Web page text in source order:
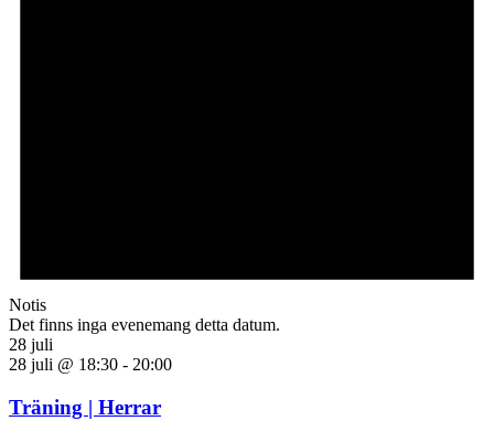
Notis
Det finns inga evenemang detta datum.
28 juli
28 juli @ 18:30 - 20:00
Träning | Herrar